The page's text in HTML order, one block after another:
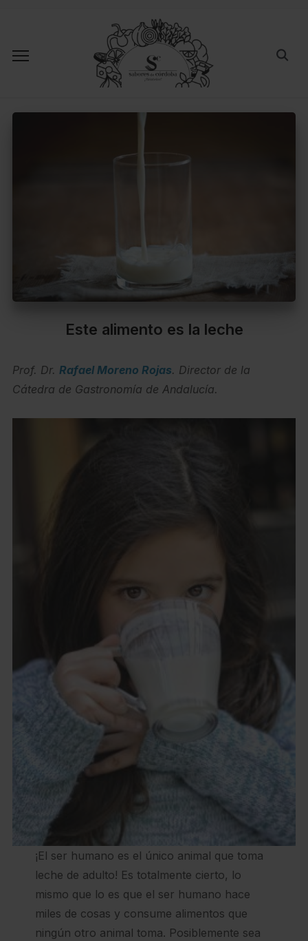
Este alimento es la leche
Prof. Dr. Rafael Moreno Rojas. Director de la
Cátedra de Gastronomía de Andalucía.
¡El ser humano es el único animal que toma
leche de adulto! Es totalmente cierto, lo
mismo que lo es que el ser humano hace
miles de cosas y consume alimentos que
ningún otro animal toma. Posiblemente sea